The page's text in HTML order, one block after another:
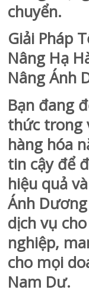
chuyển.
Giải Pháp
Nâng Hạ
Nâng Ánh
Bạn đang
thức trong
hàng hóa
tin cậy để
hiệu quả
Ánh
dịch vụ
nghiệp,
cho mọi
Nam Dư.